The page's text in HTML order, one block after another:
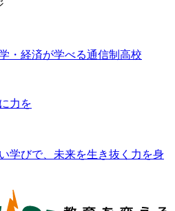
・経済が学べる通信制高校
力を
学びで、未来を生き抜く力を身